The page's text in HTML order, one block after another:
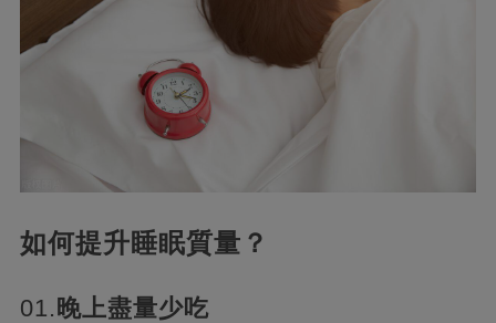
如何提升睡眠質量？
01. 晚上盡量少吃